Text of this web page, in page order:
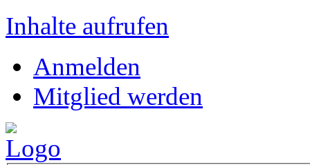
Inhalte aufrufen
Anmelden
Mitglied werden